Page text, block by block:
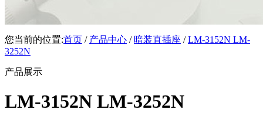
您当前的位置:首页 / 产品中心 / 暗装直插座 /LM-3152N LM-
3252N
产品展示
LM-3152N LM-3252N